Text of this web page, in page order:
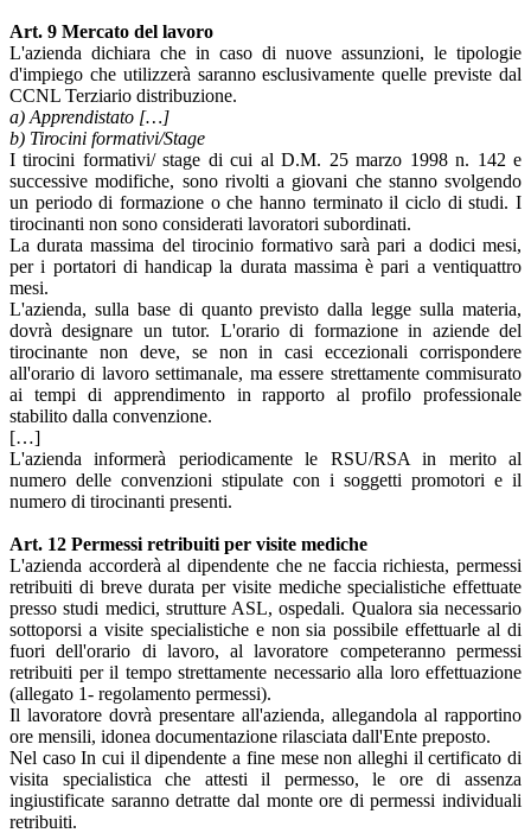
Art. 9 Mercato del lavoro
L'azienda dichiara che in caso di nuove assunzioni, le tipologie
d'impiego che utilizzerà saranno esclusivamente quelle previste dal
CCNL Terziario distribuzione.
a) Apprendistato […]
b) Tirocini formativi/Stage
I tirocini formativi/ stage di cui al D.M. 25 marzo 1998 n. 142 e
successive modifiche, sono rivolti a giovani che stanno svolgendo
un periodo di formazione o che hanno terminato il ciclo di studi. I
tirocinanti non sono considerati lavoratori subordinati.
La durata massima del tirocinio formativo sarà pari a dodici mesi,
per i portatori di handicap la durata massima è pari a ventiquattro
mesi.
L'azienda, sulla base di quanto previsto dalla legge sulla materia,
dovrà designare un tutor. L'orario di formazione in aziende del
tirocinante non deve, se non in casi eccezionali corrispondere
all'orario di lavoro settimanale, ma essere strettamente commisurato
ai tempi di apprendimento in rapporto al profilo professionale
stabilito dalla convenzione.
[…]
L'azienda informerà periodicamente le RSU/RSA in merito al
numero delle convenzioni stipulate con i soggetti promotori e il
numero di tirocinanti presenti.
Art. 12 Permessi retribuiti per visite mediche
L'azienda accorderà al dipendente che ne faccia richiesta, permessi
retribuiti di breve durata per visite mediche specialistiche effettuate
presso studi medici, strutture ASL, ospedali. Qualora sia necessario
sottoporsi a visite specialistiche e non sia possibile effettuarle al di
fuori dell'orario di lavoro, al lavoratore competeranno permessi
retribuiti per il tempo strettamente necessario alla loro effettuazione
(allegato 1- regolamento permessi).
Il lavoratore dovrà presentare all'azienda, allegandola al rapportino
ore mensili, idonea documentazione rilasciata dall'Ente preposto.
Nel caso In cui il dipendente a fine mese non alleghi il certificato di
visita specialistica che attesti il permesso, le ore di assenza
ingiustificate saranno detratte dal monte ore di permessi individuali
retribuiti.